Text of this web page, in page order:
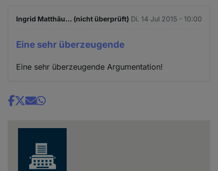
Ingrid Matthäu… (nicht überprüft) Di. 14 Jul 2015 - 10:00
Eine sehr überzeugende
Eine sehr überzeugende Argumentation!
Share